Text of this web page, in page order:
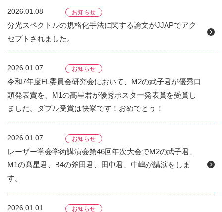
2026.01.08 お知らせ
分光スペクトルの規格化手法に関する論文がJJAPでアク
セプトされました。
2026.01.07 お知らせ
令和7年度FL委員会研究会において、M2の武子君が優秀口
頭発表賞を、M1の髙星君が優秀ポスター発表賞を受賞し
ました。ダブル受賞は快挙です！おめでとう！
2026.01.07 お知らせ
レーザー学会学術講演会第46回年次大会でM2の武子君、
M1の髙星君、B4の斧田君、田中君、中嶋が講演をしま
す。
2026.01.01 お知らせ